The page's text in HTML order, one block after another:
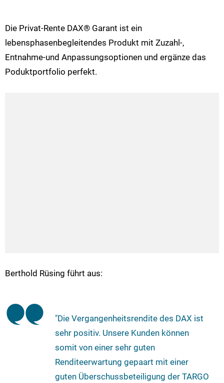
Die Privat-Rente DAX® Garant ist ein
lebensphasenbegleitendes Produkt mit Zuzahl-,
Entnahme-und Anpassungsoptionen und ergänze das
Poduktportfolio perfekt.
Berthold Rüsing führt aus:
"Die Vergangenheitsrendite des DAX ist
sehr positiv. Unsere Kunden können
somit von einer sehr guten
Renditeerwartung gepaart mit einer
guten Überschussbeteiligung der TARGO